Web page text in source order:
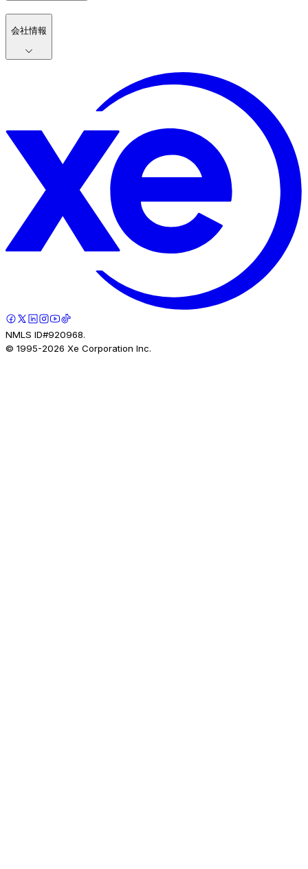
会社情報
NMLS ID#920968.
© 1995-2026 Xe Corporation Inc.